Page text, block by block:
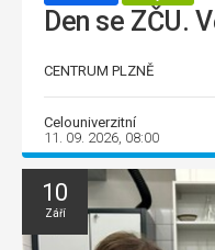
Den se ZČU.
CENTRUM PLZNĚ
Celouniverzitní
11. 09. 2026, 08:00
10
Září